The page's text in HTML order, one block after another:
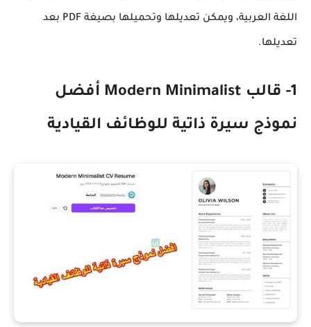
اللغة العربية، ويمكن تعديلها وتحميلها بصيغة PDF بعد
تعديلها.
1- قالب Modern Minimalist أفضل
نموذج سيرة ذاتية للوظائف القيادية